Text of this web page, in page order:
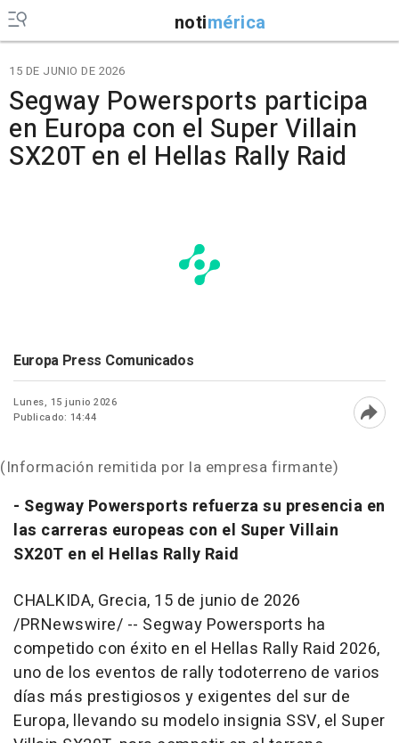
notimérica
15 DE JUNIO DE 2026
Segway Powersports participa
en Europa con el Super Villain
SX20T en el Hellas Rally Raid
Europa Press Comunicados
Lunes, 15 junio 2026
Publicado: 14:44
(Información remitida por la empresa firmante)
- Segway Powersports refuerza su presencia en
las carreras europeas con el Super Villain
SX20T en el Hellas Rally Raid
CHALKIDA, Grecia, 15 de junio de 2026
/PRNewswire/ -- Segway Powersports ha
competido con éxito en el Hellas Rally Raid 2026,
uno de los eventos de rally todoterreno de varios
días más prestigiosos y exigentes del sur de
Europa, llevando su modelo insignia SSV, el Super